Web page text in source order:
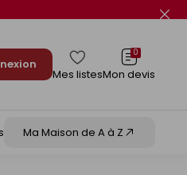
Mes listes
0
Mon devis
Ma Maison de A à Z